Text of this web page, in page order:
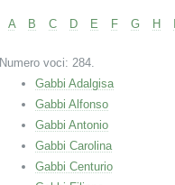
A B C D E F G H
Numero voci: 284.
Gabbi Adalgisa
Gabbi Alfonso
Gabbi Antonio
Gabbi Carolina
Gabbi Centurio